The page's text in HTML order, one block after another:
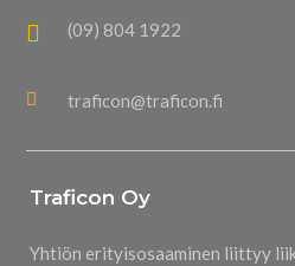
(09) 804 1922
traficon@traficon.fi
Traficon Oy
Yhtiön erityisosaaminen liittyy